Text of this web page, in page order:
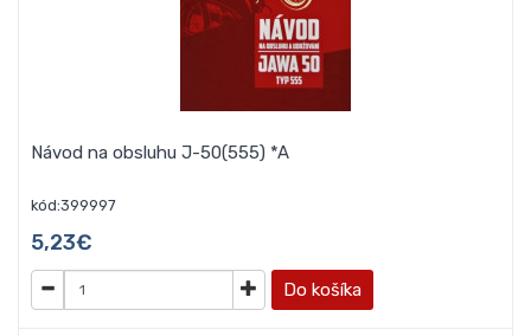
Návod na obsluhu J-50(555) *A
kód:399997
5,23€
Do košíka